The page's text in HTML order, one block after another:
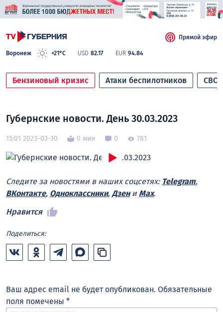
Воронеж +21°C USD 82.17 EUR 94.84
Прямой эфир
Бензиновый кризис Атаки беспилотников СВО
Губернские новости. День 30.03.2023
15:01 2023-03-30 0 мин 0 781
Следите за новостями в наших соцсетях: Telegram,
ВКонтакте, Одноклассники, Дзени Max.
Нравится
Поделиться:
Ваш адрес email не будет опубликован. Обязательные
поля помечены *